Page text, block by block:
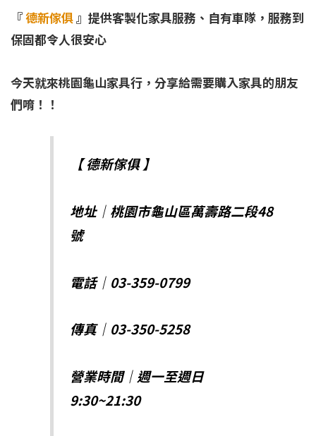
『德新傢俱』 提供客製化家具服務、自有車隊，服務到
保固都令人很安心
今天就來桃園龜山家具行，分享給需要購入家具的朋友
們唷！！
【 德新傢俱 】
地址｜桃園市龜山區萬壽路二段48
號
電話｜03-359-0799
傳真｜03-350-5258
營業時間｜週一至週日
9:30~21:30